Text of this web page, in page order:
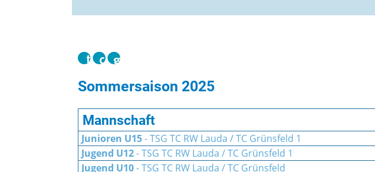
Sommersaison 2025
Mannschaft
Junioren U15- TSG TC RW Lauda / TC Grünsfeld 1
Jugend U12- TSG TC RW Lauda / TC Grünsfeld 1
Jugend U10- TSG TC RW Lauda / TC Grünsfeld